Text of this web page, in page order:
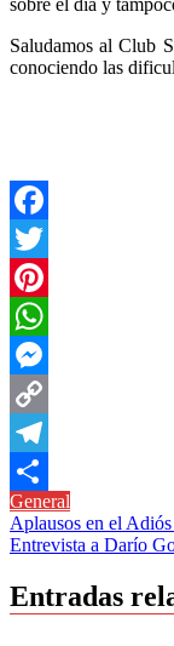
Saludamos al Club
conociendo las
Facebook
Twitter
Pinterest
WhatsApp
Messenger
Copy
Link
Telegram
Compartir
General
Navegación
de
entradas
Aplausos en el
Entrevista a Darío
Entradas